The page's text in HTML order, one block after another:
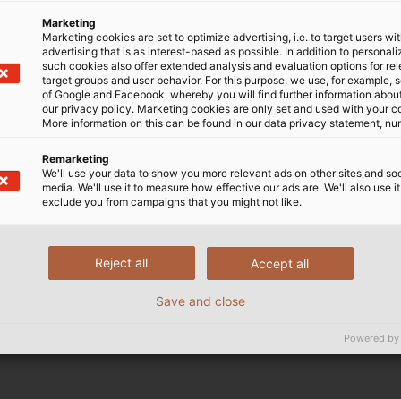
cách xa, với cấu trúc bền chắc, hạn chế suy
rất cao, nhờ lớp vỏ ngoài được cải tiến với các
tối ưu cho người dùng.
là lựa chọn đáng tin cậy trong các hệ thống truyền
tín hiệu khác nhau. Các loại cáp tín hiệu thường
thường được phân loại dựa trên các tiêu chí như vật
Marketing
Marketing cookies are set to optimize advertising, i.e. to target users
advertising that is as interest-based as possible. In addition to
such cookies also offer extended analysis and evaluation options for
target groups and user behavior. For this purpose, we use, for example,
of Google and Facebook, whereby you will find further information
our privacy policy. Marketing cookies are only set and used with your
More information on this can be found in our data privacy statement,
Remarketing
We'll use your data to show you more relevant ads on other sites and
media. We'll use it to measure how effective our ads are. We'll also use
exclude you from campaigns that you might not like.
Accept all
Reject all
Save and close
Powered by